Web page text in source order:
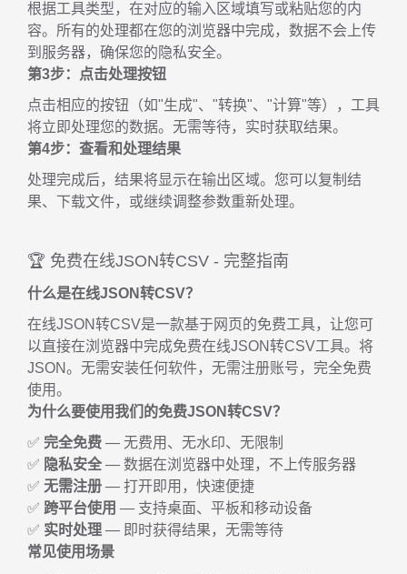
根据工具类型，在对应的输入区域填写或粘贴您的内
容。所有的处理都在您的浏览器中完成，数据不会上传
到服务器，确保您的隐私安全。
第3步：点击处理按钮
点击相应的按钮（如"生成"、"转换"、"计算"等），工具
将立即处理您的数据。无需等待，实时获取结果。
第4步：查看和处理结果
处理完成后，结果将显示在输出区域。您可以复制结
果、下载文件，或继续调整参数重新处理。
🏆 免费在线JSON转CSV - 完整指南
什么是在线JSON转CSV？
在线JSON转CSV是一款基于网页的免费工具，让您可
以直接在浏览器中完成免费在线JSON转CSV工具。将
JSON。无需安装任何软件，无需注册账号，完全免费
使用。
为什么要使用我们的免费JSON转CSV？
✅ 完全免费 — 无费用、无水印、无限制
✅ 隐私安全— 数据在浏览器中处理，不上传服务器
✅ 无需注册 — 打开即用，快速便捷
✅ 跨平台使用 — 支持桌面、平板和移动设备
✅ 实时处理 — 即时获得结果，无需等待
常见使用场景